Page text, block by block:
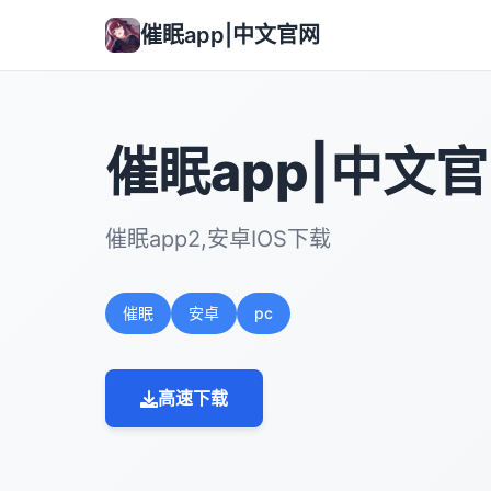
催眠app|中文官网
催眠app|中文
催眠app2,安卓IOS下载
催眠 安卓 pc
高速下载